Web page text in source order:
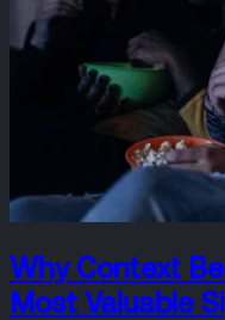
Why Context
Most Valuable